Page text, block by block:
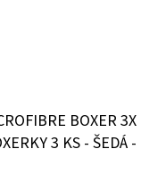
BOXER 3X
3 KS - ŠEDÁ